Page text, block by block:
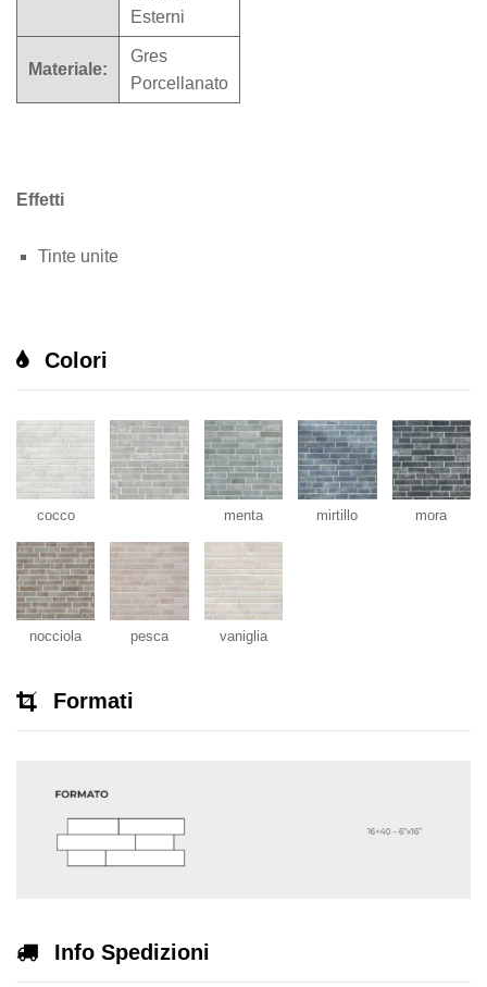
Esterni
Materiale:
Gres
Porcellanato
Effetti
Tinte unite
Colori
cocco menta mirtillo mora
nocciola pesca vaniglia
Formati
Info Spedizioni